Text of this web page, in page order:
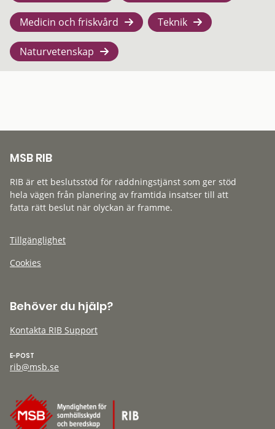
Medicin och friskvård Teknik
Naturvetenskap
MSB RIB
RIB är ett beslutsstöd för räddningstjänst som ger stöd
hela vägen från planering av framtida insatser till att
fatta rätt beslut när olyckan är framme.
Tillgänglighet
Cookies
Behöver du hjälp?
Kontakta RIB Support
E-POST
rib@msb.se